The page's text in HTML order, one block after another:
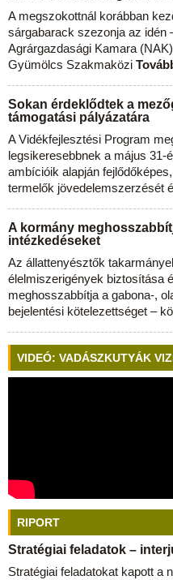
A megszokottnál korábban
sárgabarack szezonja az idén
Agrárgazdasági Kamara
Gyümölcs Szakmaközi
Sokan érdeklődtek a
támogatási pályázatára
A Vidékfejlesztési Program
legsikeresebbnek a május 31-
ambícióik alapján
termelők jövedelemszerzését
A kormány
intézkedéseket
Az állattenyésztők
élelmiszerigények biztosítása
meghosszabbítja a gabona-,
bejelentési kötelezettséget –
VIDEÓ: VADÁSZKUTYÁK
RIPORT
Stratégiai feladatok –
Stratégiai feladatokat kapott a